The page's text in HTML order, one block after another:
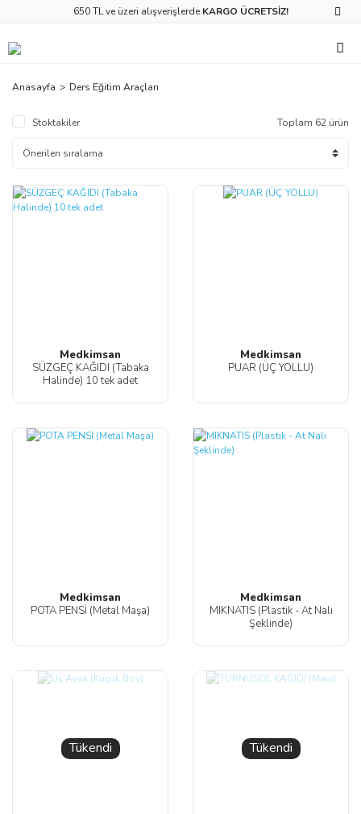
650 TL ve üzeri alışverişlerde KARGO ÜCRETSİZ!
Anasayfa Ders Eğitim Araçları
Stoktakiler Toplam 62 ürün
Medkimsan
SÜZGEÇ KAĞIDI (Tabaka
Halinde) 10 tek adet
Medkimsan
PUAR (ÜÇ YOLLU)
Medkimsan
POTA PENSİ (Metal Maşa)
Medkimsan
MIKNATIS (Plastik - At Nalı
Şeklinde)
Tükendi Tükendi